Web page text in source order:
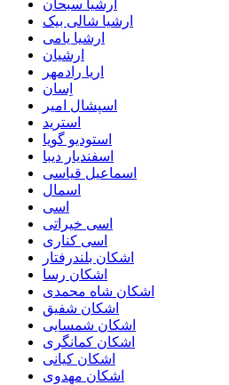
ارشیا سبحان
ارشیا شالی بیک
ارشیا یامی
ارشیان
اریا رادمهر
اِسان
اسپشال امیر
استرید
استودیو گویا
اسفندیار دیبا
اسماعیل قیاسی
اسمال
اسی
اسی خیراتی
اسی کناری
اشکان بلندرفتار
اشکان رسا
اشکان شاه محمدی
اشکان شفیق
اشکان شمسایی
اشکان‌ کمانگری
اشکان کیانی
اشکان مهدوی